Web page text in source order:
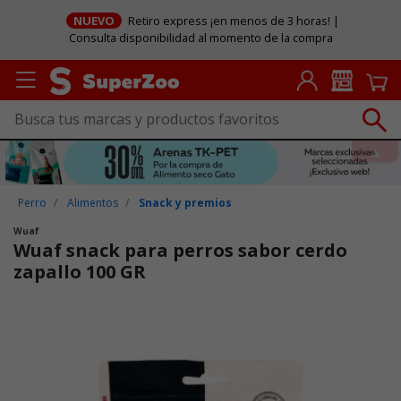
Perro Alimentos Snack y premios
Wuaf
Wuaf snack para perros sabor cerdo
zapallo 100 GR